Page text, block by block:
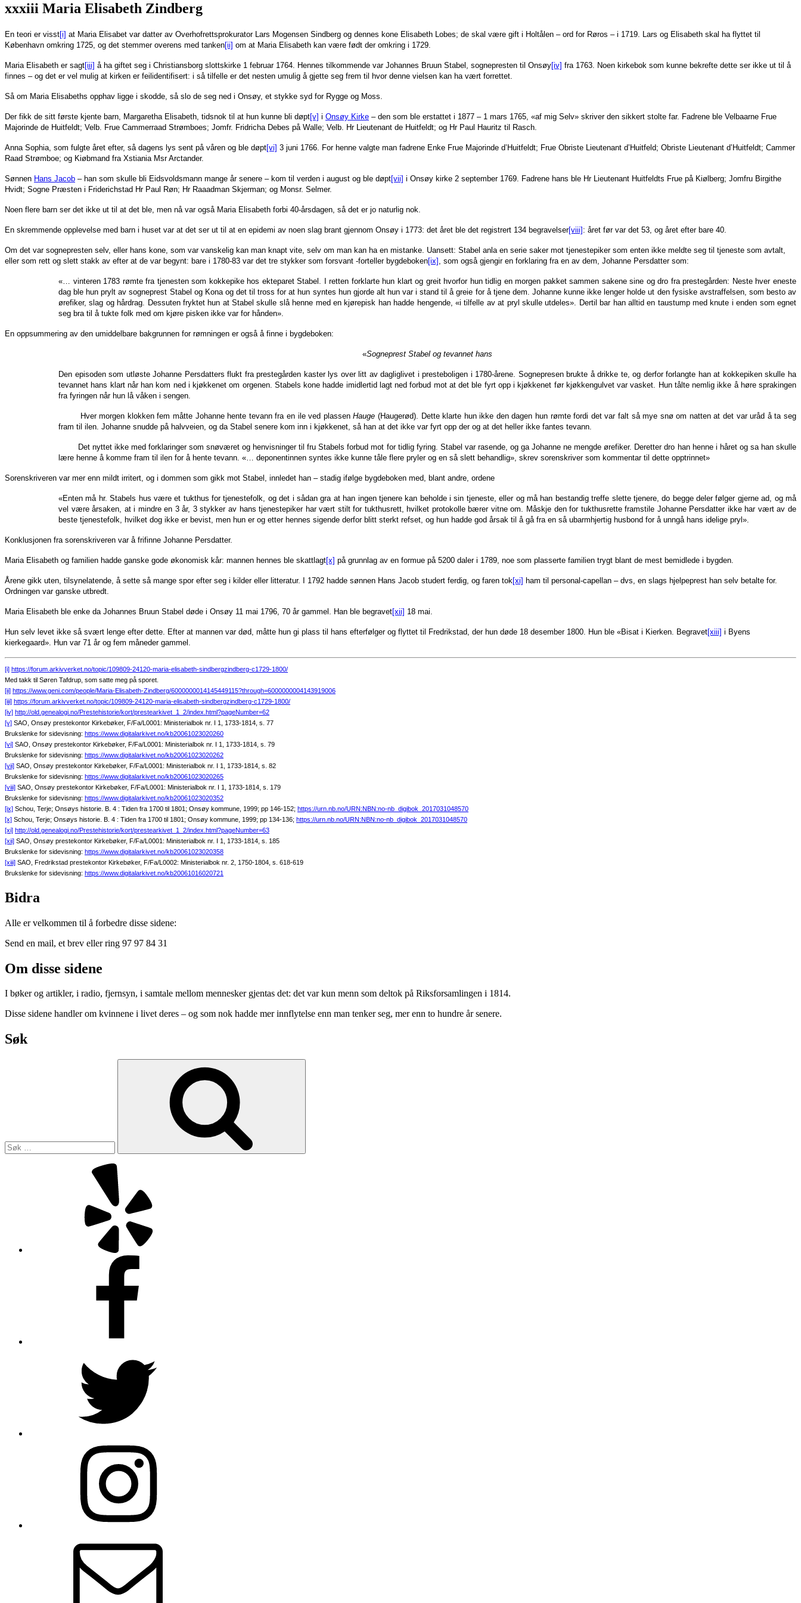
xxxiii Maria Elisabeth Zindberg
En teori er visst[i] at Maria Elisabet var datter av Overhofrettsprokurator Lars Mogensen Sindberg og dennes kone Elisabeth Lobes; de skal være gift i Holtålen – ord for Røros – i 1719. Lars og Elisabeth skal ha flyttet til
København omkring 1725, og det stemmer overens med tanken[ii] om at Maria Elisabeth kan være født der omkring i 1729.
Maria Elisabeth er sagt[iii] å ha giftet seg i Christiansborg slottskirke 1 februar 1764. Hennes tilkommende var Johannes Bruun Stabel, sognepresten til Onsøy[iv] fra 1763. Noen kirkebok som kunne bekrefte dette ser ikke ut til å
finnes – og det er vel mulig at kirken er feilidentifisert: i så tilfelle er det nesten umulig å gjette seg frem til hvor denne vielsen kan ha vært forrettet.
Så om Maria Elisabeths opphav ligge i skodde, så slo de seg ned i Onsøy, et stykke syd for Rygge og Moss.
Der fikk de sitt første kjente barn, Margaretha Elisabeth, tidsnok til at hun kunne bli døpt[v] i Onsøy Kirke – den som ble erstattet i 1877 – 1 mars 1765, «af mig Selv» skriver den sikkert stolte far. Fadrene ble Velbaarne Frue
Majorinde de Huitfeldt; Velb. Frue Cammerraad Strømboes; Jomfr. Fridricha Debes på Walle; Velb. Hr Lieutenant de Huitfeldt; og Hr Paul Hauritz til Rasch.
Anna Sophia, som fulgte året efter, så dagens lys sent på våren og ble døpt[vi] 3 juni 1766. For henne valgte man fadrene Enke Frue Majorinde d’Huitfeldt; Frue Obriste Lieutenant d’Huitfeld; Obriste Lieutenant d’Huitfeldt; Cammer
Raad Strømboe; og Kiøbmand fra Xstiania Msr Arctander.
Sønnen Hans Jacob – han som skulle bli Eidsvoldsmann mange år senere – kom til verden i august og ble døpt[vii] i Onsøy kirke 2 september 1769. Fadrene hans ble Hr Lieutenant Huitfeldts Frue på Kiølberg; Jomfru Birgithe
Hvidt; Sogne Præsten i Friderichstad Hr Paul Røn; Hr Raaadman Skjerman; og Monsr. Selmer.
Noen flere barn ser det ikke ut til at det ble, men nå var også Maria Elisabeth forbi 40-årsdagen, så det er jo naturlig nok.
En skremmende opplevelse med barn i huset var at det ser ut til at en epidemi av noen slag brant gjennom Onsøy i 1773: det året ble det registrert 134 begravelser[viii] : året før var det 53, og året efter bare 40.
Om det var sognepresten selv, eller hans kone, som var vanskelig kan man knapt vite, selv om man kan ha en mistanke. Uansett: Stabel anla en serie saker mot tjenestepiker som enten ikke meldte seg til tjeneste som avtalt,
eller som rett og slett stakk av efter at de var begynt: bare i 1780-83 var det tre stykker som forsvant -forteller bygdeboken[ix] , som også gjengir en forklaring fra en av dem, Johanne Persdatter som:
«… vinteren 1783 rømte fra tjenesten som kokkepike hos ekteparet Stabel. I retten forklarte hun klart og greit hvorfor hun tidlig en morgen pakket sammen sakene sine og dro fra prestegården: Neste hver eneste
dag ble hun prylt av sogneprest Stabel og Kona og det til tross for at hun syntes hun gjorde alt hun var i stand til å greie for å tjene dem. Johanne kunne ikke lenger holde ut den fysiske avstraffelsen, som besto av
ørefiker, slag og hårdrag. Dessuten fryktet hun at Stabel skulle slå henne med en kjørepisk han hadde hengende, «i tilfelle av at pryl skulle utdeles». Dertil bar han alltid en taustump med knute i enden som egnet
seg bra til å tukte folk med om kjøre pisken ikke var for hånden».
En oppsummering av den umiddelbare bakgrunnen for rømningen er også å finne i bygdeboken:
«Sogneprest Stabel og tevannet hans
Den episoden som utløste Johanne Persdatters flukt fra prestegården kaster lys over litt av dagliglivet i presteboligen i 1780-årene. Sognepresen brukte å drikke te, og derfor forlangte han at kokkepiken skulle ha
tevannet hans klart når han kom ned i kjøkkenet om orgenen. Stabels kone hadde imidlertid lagt ned forbud mot at det ble fyrt opp i kjøkkenet før kjøkkengulvet var vasket. Hun tålte nemlig ikke å høre sprakingen
fra fyringen når hun lå våken i sengen.
Hver morgen klokken fem måtte Johanne hente tevann fra en ile ved plassenHauge (Haugerød). Dette klarte hun ikke den dagen hun rømte fordi det var falt så mye snø om natten at det var uråd å ta seg
fram til ilen. Johanne snudde på halvveien, og da Stabel senere kom inn i kjøkkenet, så han at det ikke var fyrt opp der og at det heller ikke fantes tevann.
Det nyttet ikke med forklaringer som snøværet og henvisninger til fru Stabels forbud mot for tidlig fyring. Stabel var rasende, og ga Johanne ne mengde ørefiker. Deretter dro han henne i håret og sa han skulle
lære henne å komme fram til ilen for å hente tevann. «… deponentinnen syntes ikke kunne tåle flere pryler og en så slett behandlig», skrev sorenskriver som kommentar til dette opptrinnet»
Sorenskriveren var mer enn mildt irritert, og i dommen som gikk mot Stabel, innledet han – stadig ifølge bygdeboken med, blant andre, ordene
«Enten må hr. Stabels hus være et tukthus for tjenestefolk, og det i sådan gra at han ingen tjenere kan beholde i sin tjeneste, eller og må han bestandig treffe slette tjenere, do begge deler følger gjerne ad, og må
vel være årsaken, at i mindre en 3 år, 3 stykker av hans tjenestepiker har vært stilt for tukthusrett, hvilket protokolle bærer vitne om. Måskje den for tukthusrette framstile Johanne Persdatter ikke har vært av de
beste tjenestefolk, hvilket dog ikke er bevist, men hun er og etter hennes sigende derfor blitt sterkt refset, og hun hadde god årsak til å gå fra en så ubarmhjertig husbond for å unngå hans idelige pryl».
Konklusjonen fra sorenskriveren var å frifinne Johanne Persdatter.
Maria Elisabeth og familien hadde ganske gode økonomisk kår: mannen hennes ble skattlagt[x] på grunnlag av en formue på 5200 daler i 1789, noe som plasserte familien trygt blant de mest bemidlede i bygden.
Årene gikk uten, tilsynelatende, å sette så mange spor efter seg i kilder eller litteratur. I 1792 hadde sønnen Hans Jacob studert ferdig, og faren tok [xi] ham til personal-capellan – dvs, en slags hjelpeprest han selv betalte for.
Ordningen var ganske utbredt.
Maria Elisabeth ble enke da Johannes Bruun Stabel døde i Onsøy 11 mai 1796, 70 år gammel. Han ble begravet[xii] 18 mai.
Hun selv levet ikke så svært lenge efter dette. Efter at mannen var død, måtte hun gi plass til hans efterfølger og flyttet til Fredrikstad, der hun døde 18 desember 1800. Hun ble «Bisat i Kierken. Begravet[xiii] i Byens
kierkegaard». Hun var 71 år og fem måneder gammel.
[i] https://forum.arkivverket.no/topic/109809-24120-maria-elisabeth-sindbergzindberg-c1729-1800/
Med takk til Søren Tafdrup, som satte meg på sporet.
[ii] https://www.geni.com/people/Maria-Elisabeth-Zindberg/6000000014145449115?through=6000000004143919006
[iii] https://forum.arkivverket.no/topic/109809-24120-maria-elisabeth-sindbergzindberg-c1729-1800/
[iv] http://old.genealogi.no/Prestehistorie/kort/prestearkivet_1_2/index.html?pageNumber=62
[v] SAO, Onsøy prestekontor Kirkebøker, F/Fa/L0001: Ministerialbok nr. I 1, 1733-1814, s. 77
Brukslenke for sidevisning: https://www.digitalarkivet.no/kb20061023020260
[vi] SAO, Onsøy prestekontor Kirkebøker, F/Fa/L0001: Ministerialbok nr. I 1, 1733-1814, s. 79
Brukslenke for sidevisning: https://www.digitalarkivet.no/kb20061023020262
[vii] SAO, Onsøy prestekontor Kirkebøker, F/Fa/L0001: Ministerialbok nr. I 1, 1733-1814, s. 82
Brukslenke for sidevisning: https://www.digitalarkivet.no/kb20061023020265
[viii] SAO, Onsøy prestekontor Kirkebøker, F/Fa/L0001: Ministerialbok nr. I 1, 1733-1814, s. 179
Brukslenke for sidevisning: https://www.digitalarkivet.no/kb20061023020352
[ix] Schou, Terje; Onsøys historie. B. 4 : Tiden fra 1700 til 1801; Onsøy kommune, 1999; pp 146-152; https://urn.nb.no/URN:NBN:no-nb_digibok_2017031048570
[x] Schou, Terje; Onsøys historie. B. 4 : Tiden fra 1700 til 1801; Onsøy kommune, 1999; pp 134-136; https://urn.nb.no/URN:NBN:no-nb_digibok_2017031048570
[xi] http://old.genealogi.no/Prestehistorie/kort/prestearkivet_1_2/index.html?pageNumber=63
[xii] SAO, Onsøy prestekontor Kirkebøker, F/Fa/L0001: Ministerialbok nr. I 1, 1733-1814, s. 185
Brukslenke for sidevisning: https://www.digitalarkivet.no/kb20061023020358
[xiii] SAO, Fredrikstad prestekontor Kirkebøker, F/Fa/L0002: Ministerialbok nr. 2, 1750-1804, s. 618-619
Brukslenke for sidevisning: https://www.digitalarkivet.no/kb20061016020721
Bidra
Alle er velkommen til å forbedre disse sidene:
Send en mail, et brev eller ring 97 97 84 31
Om disse sidene
I bøker og artikler, i radio, fjernsyn, i samtale mellom mennesker gjentas det: det var kun menn som deltok på Riksforsamlingen i 1814.
Disse sidene handler om kvinnene i livet deres – og som nok hadde mer innflytelse enn man tenker seg, mer enn to hundre år senere.
Søk